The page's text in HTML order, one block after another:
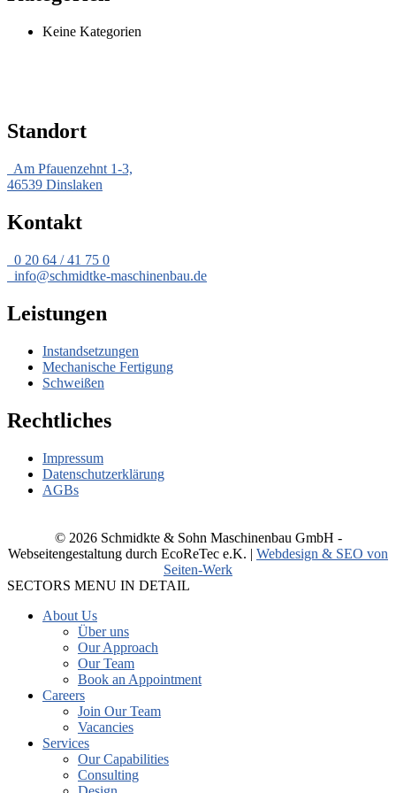
Keine Kategorien
Standort
Am Pfauenzehnt 1-3,
46539 Dinslaken
Kontakt
0 20 64 / 41 75 0
info@schmidtke-maschinenbau.de
Leistungen
Instandsetzungen
Mechanische Fertigung
Schweißen
Rechtliches
Impressum
Datenschutzerklärung
AGBs
© 2026 Schmidkte & Sohn Maschinenbau GmbH -
Webseitengestaltung durch EcoReTec e.K. | Webdesign & SEO von
Seiten-Werk
SECTORS MENU IN DETAIL
About Us
Über uns
Our Approach
Our Team
Book an Appointment
Careers
Join Our Team
Vacancies
Services
Our Capabilities
Consulting